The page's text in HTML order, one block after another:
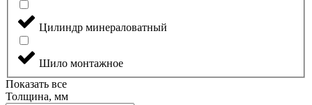
Цилиндр минераловатный
Шило монтажное
Показать все
Толщина, мм